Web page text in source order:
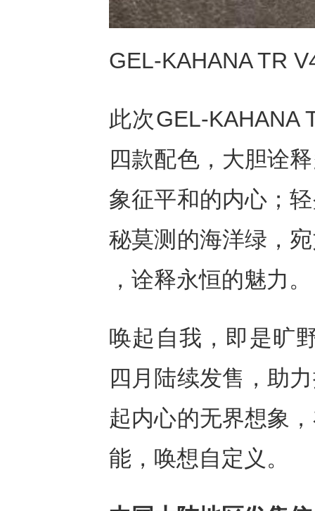
GEL-KAHANA TR
此次GEL-KAHANA
四款配色，大胆诠
象征平和的内心；
秘莫测的海洋绿，
，诠释永恒的魅力。
唤起自我，即是旷
四月陆续发售，助
起内心的无界想象
能，唤想自定义。